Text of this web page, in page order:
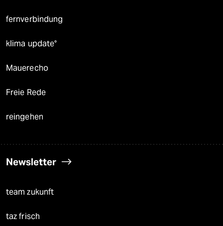
fernverbindung
klima update°
Mauerecho
Freie Rede
reingehen
Newsletter
team zukunft
taz frisch